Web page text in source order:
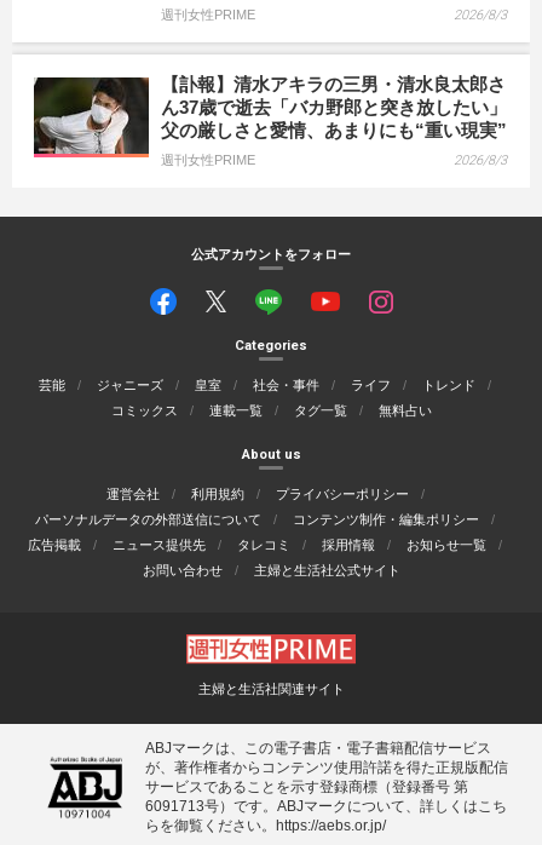
週刊女性PRIME 2026/8/3
【訃報】清水アキラの三男・清水良太郎さ
ん37歳で逝去「バカ野郎と突き放したい」
父の厳しさと愛情、あまりにも“重い現実”
週刊女性PRIME 2026/8/3
公式アカウントをフォロー
Categories
芸能 ジャニーズ 皇室 社会・事件 ライフ
トレンド
コミックス
連載一覧 タグ一覧 無料占い
About us
運営会社 利用規約
プライバシーポリシー
パーソナルデータの外部送信について
コンテンツ制作・編集ポリシー
広告掲載
ニュース提供先 タレコミ 採用情報
お知らせ一覧
お問い合わせ
主婦と生活社公式サイト
主婦と生活社関連サイト
ABJマークは、この電子書店・電子書籍配信サービス
が、著作権者からコンテンツ使用許諾を得た正規版配信
サービスであることを示す登録商標（登録番号 第
6091713号）です。ABJマークについて、詳しくはこち
らを御覧ください。
https://aebs.or.jp/